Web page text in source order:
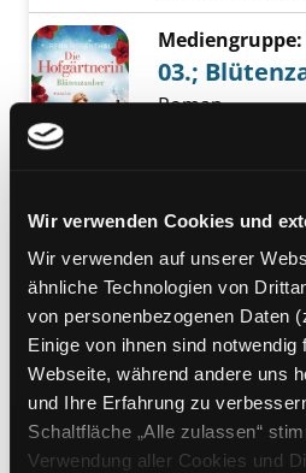
Wir verwenden Cookies und
Wir verwenden auf unserer
ähnliche Technologien von
von personenbezogenen Daten
Einige von ihnen sind notwendig
Webseite, während andere uns
und Ihre Erfahrung zu
Schaltfläche „Alle zulassen“
Verwendung aller Cookies und
Exemplar-Details
Mediengruppe:
03.;
Roman
Suche nach
Hofgärtnerin
Bandangabe:
Exemplar-Details
Mediengruppe:
Roman
Verfasser:
Jahr:2018
Reihe:Heyne;